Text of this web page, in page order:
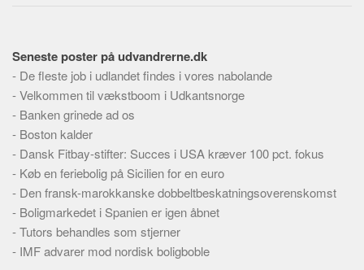
Seneste poster på udvandrerne.dk
- De fleste job i udlandet findes i vores nabolande
-Velkommen til vækstboom i Udkantsnorge
- Banken grinede ad os
- Boston kalder
- Dansk Fitbay-stifter: Succes i USA kræver 100 pct. fokus
- Køb en feriebolig på Sicilien for en euro
- Den fransk-marokkanske dobbeltbeskatningsoverenskomst
- Boligmarkedet i Spanien er igen åbnet
-Tutors behandles som stjerner
- IMF advarer mod nordisk boligboble